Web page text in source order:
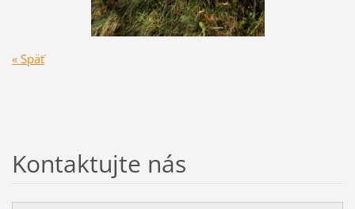
« Späť
Kontaktujte nás